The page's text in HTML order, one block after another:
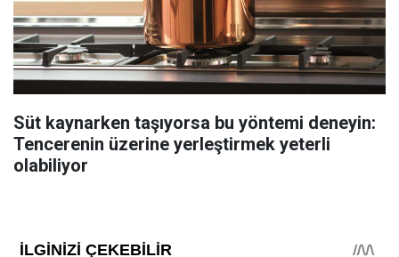
Süt kaynarken taşıyorsa bu yöntemi deneyin:
Tencerenin üzerine yerleştirmek yeterli
olabiliyor